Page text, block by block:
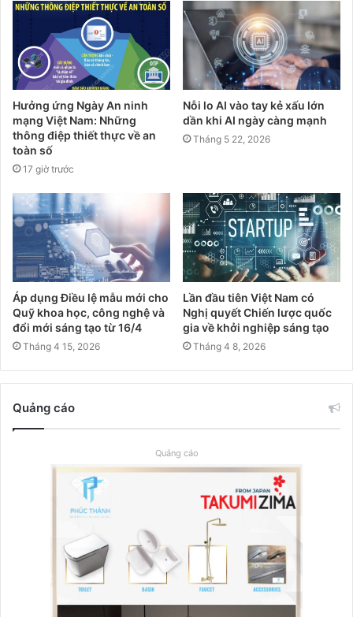
Hưởng ứng Ngày An ninh
mạng Việt Nam: Những
thông điệp thiết thực về an
toàn số
17 giờ trước
Nỗi lo AI vào tay kẻ xấu lớn
dần khi AI ngày càng mạnh
Tháng 5 22, 2026
Áp dụng Điều lệ mẫu mới cho
Quỹ khoa học, công nghệ và
đổi mới sáng tạo từ 16/4
Tháng 4 15, 2026
Lần đầu tiên Việt Nam có
Nghị quyết Chiến lược quốc
gia về khởi nghiệp sáng tạo
Tháng 4 8, 2026
Quảng cáo
Quảng cáo